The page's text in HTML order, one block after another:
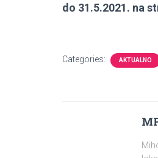
do 31.5.2021. na
Categories: AKTUALNO